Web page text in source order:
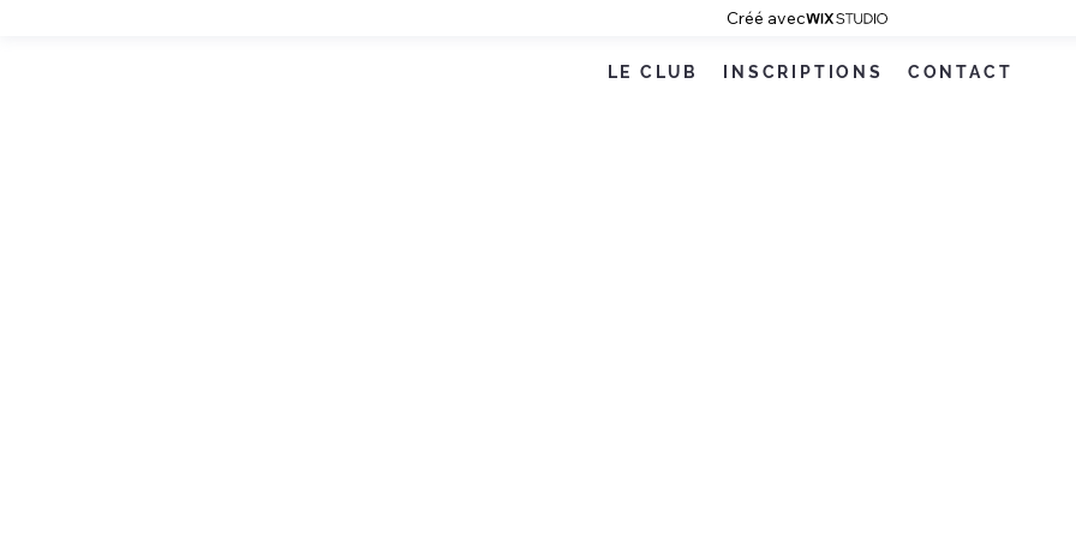
Créé avec
LE CLUB INSCRIPTIONS CONTACT